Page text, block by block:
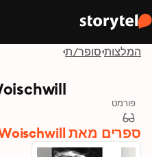
המלצות סופר/ת
פורמט
ספרים מאת Branko Woischwill